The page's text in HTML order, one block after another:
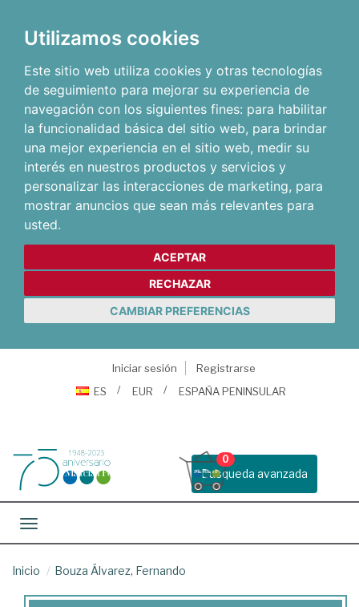
Utilizamos cookies
Este sitio web utiliza cookies y otras tecnologías
de seguimiento para mejorar su experiencia de
navegación con los siguientes fines: para habilitar
la funcionalidad básica del sitio web, para brindar
una mejor experiencia en el sitio web, medir su
interés en nuestros productos y servicios y
personalizar las interacciones de marketing, para
mostrar anuncios que sean más relevantes para
usted.
ACEPTAR
RECHAZAR
CAMBIAR PREFERENCIAS
Iniciar sesión
Registrarse
ES
EUR ESPAÑA PENINSULAR
Busqueda avanzada
0
Toggle navigation
Inicio Bouza Álvarez, Fernando